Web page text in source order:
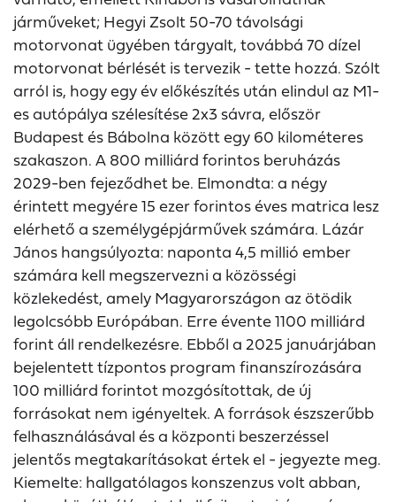
járműveket; Hegyi Zsolt 50-70 távolsági
motorvonat ügyében tárgyalt, továbbá 70 dízel
motorvonat bérlését is tervezik - tette hozzá. Szólt
arról is, hogy egy év előkészítés után elindul az M1-
es autópálya szélesítése 2x3 sávra, először
Budapest és Bábolna között egy 60 kilométeres
szakaszon. A 800 milliárd forintos beruházás
2029-ben fejeződhet be. Elmondta: a négy
érintett megyére 15 ezer forintos éves matrica lesz
elérhető a személygépjárművek számára. Lázár
János hangsúlyozta: naponta 4,5 millió ember
számára kell megszervezni a közösségi
közlekedést, amely Magyarországon az ötödik
legolcsóbb Európában. Erre évente 1100 milliárd
forint áll rendelkezésre. Ebből a 2025 januárjában
bejelentett tízpontos program finanszírozására
100 milliárd forintot mozgósítottak, de új
forrásokat nem igényeltek. A források észszerűbb
felhasználásával és a központi beszerzéssel
jelentős megtakarításokat értek el - jegyezte meg.
Kiemelte: hallgatólagos konszenzus volt abban,